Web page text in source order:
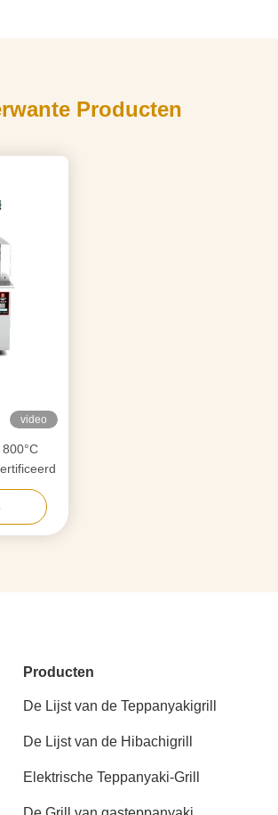
Producten
video
Producten
De Lijst van de Teppanyakigrill
De Lijst van de Hibachigrill
Elektrische Teppanyaki-Grill